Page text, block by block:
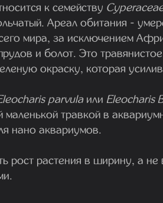
к семейству
Ареал обитания -
мира, за исключением
и болот. Это
окраску, которая
parvulaили Eleocharis
маленькой травкой в
нано аквариумов.
рост растения в ширину, а